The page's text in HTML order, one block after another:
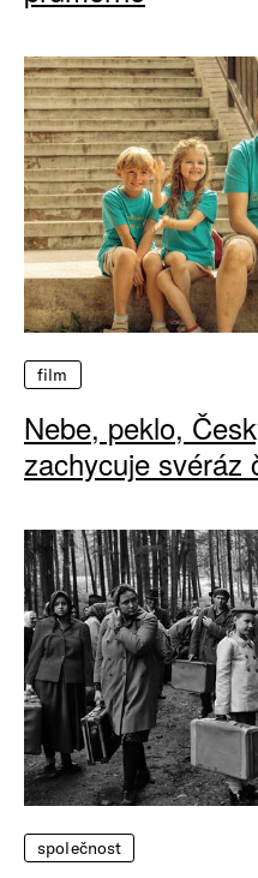
film
Nebe, peklo,
zachycuje svéráz
společnost